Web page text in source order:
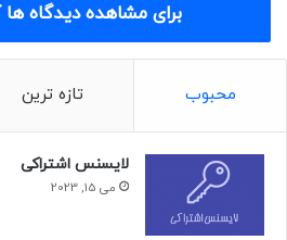
برای مشاهده دیدگاه
محبوب تازه ترین
لایسنس اشتراکی
می 15, 2023